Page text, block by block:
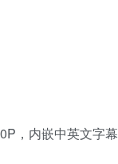
，内嵌中英文字幕